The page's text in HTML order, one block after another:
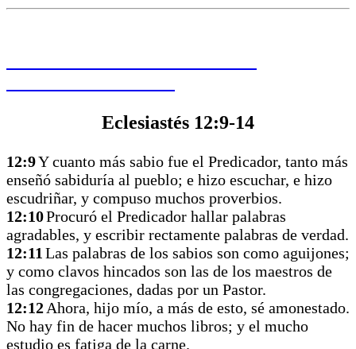
Eclesiastés 12:9-14
12:9Y cuanto más sabio fue el Predicador, tanto más
enseñó sabiduría al pueblo; e hizo escuchar, e hizo
escudriñar, y compuso muchos proverbios.
12:10Procuró el Predicador hallar palabras
agradables, y escribir rectamente palabras de verdad.
12:11 Las palabras de los sabios son como aguijones;
y como clavos hincados son las de los maestros de
las congregaciones, dadas por un Pastor.
12:12 Ahora, hijo mío, a más de esto, sé amonestado.
No hay fin de hacer muchos libros; y el mucho
estudio es fatiga de la carne.